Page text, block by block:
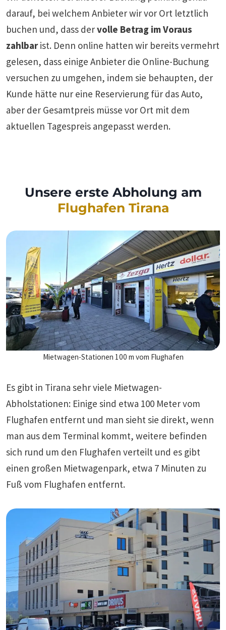
darauf, bei welchem Anbieter wir vor Ort letztlich
buchen und, dass dervolle Betrag im Voraus
zahlbarist. Denn online hatten wir bereits vermehrt
gelesen, dass einige Anbieter die Online-Buchung
versuchen zu umgehen, indem sie behaupten, der
Kunde hätte nur eine Reservierung für das Auto,
aber der Gesamtpreis müsse vor Ort mit dem
aktuellen Tagespreis angepasst werden.
Unsere erste Abholung am
Flughafen Tirana
Mietwagen-Stationen 100 m vom Flughafen
Es gibt in Tirana sehr viele Mietwagen-
Abholstationen: Einige sind etwa 100 Meter vom
Flughafen entfernt und man sieht sie direkt, wenn
man aus dem Terminal kommt, weitere befinden
sich rund um den Flughafen verteilt und es gibt
einen großen Mietwagenpark, etwa 7 Minuten zu
Fuß vom Flughafen entfernt.